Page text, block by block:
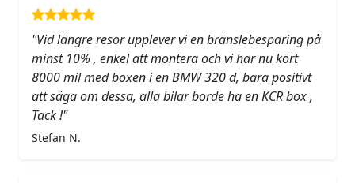
"Vid längre resor upplever vi en bränslebesparing på
minst 10% , enkel att montera och vi har nu kört
8000 mil med boxen i en BMW 320 d, bara positivt
att säga om dessa, alla bilar borde ha en KCR box ,
Tack !"
Stefan N.